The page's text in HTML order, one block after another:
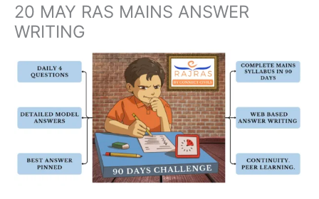
20 MAY RAS MAINS ANSWER
WRITING